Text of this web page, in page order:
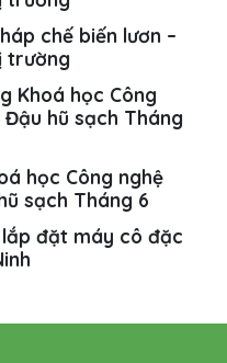
chế biến lươn –
trường
Khoá học Công
hũ sạch Tháng
học Công nghệ
sạch Tháng 6
đặt máy cô đặc